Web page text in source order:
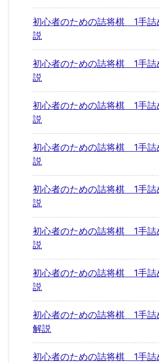
初心者のための詰将棋 1手
説
初心者のための詰将棋 1手
説
初心者のための詰将棋 1手
説
初心者のための詰将棋 1手
説
初心者のための詰将棋 1手
説
初心者のための詰将棋 1手
説
初心者のための詰将棋 1手
説
初心者のための詰将棋 1手
解説
初心者のための詰将棋 1手